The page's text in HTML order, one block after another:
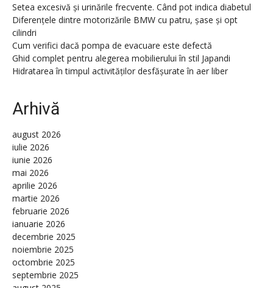
Setea excesivă și urinările frecvente. Când pot indica diabetul
Diferențele dintre motorizările BMW cu patru, șase și opt
cilindri
Cum verifici dacă pompa de evacuare este defectă
Ghid complet pentru alegerea mobilierului în stil Japandi
Hidratarea în timpul activităților desfășurate în aer liber
Arhivă
august 2026
iulie 2026
iunie 2026
mai 2026
aprilie 2026
martie 2026
februarie 2026
ianuarie 2026
decembrie 2025
noiembrie 2025
octombrie 2025
septembrie 2025